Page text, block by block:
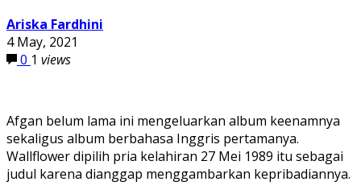
Ariska Fardhini
4 May, 2021
0 1 views
Afgan belum lama ini mengeluarkan album keenamnya
sekaligus album berbahasa Inggris pertamanya.
Wallflower dipilih pria kelahiran 27 Mei 1989 itu sebagai
judul karena dianggap menggambarkan kepribadiannya.